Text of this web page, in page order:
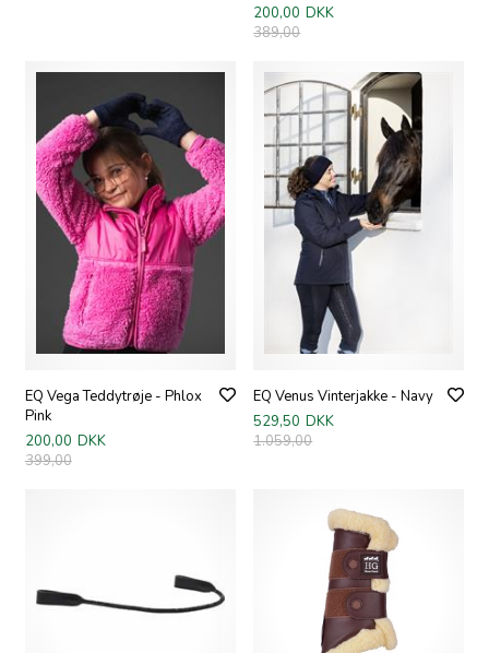
200,00 DKK
389,00
EQ Vega Teddytrøje - Phlox
Pink
200,00 DKK
399,00
EQ Venus Vinterjakke - Navy
529,50 DKK
1.059,00